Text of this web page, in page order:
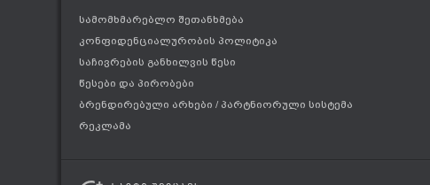
სამომხმარებლო შეთანხმება
კონფიდენციალურობის პოლიტიკა
საჩივრების განხილვის წესი
წესები და პირობები
ბრენდირებული არხები / პარტნიორული სისტემა
რეკლამა